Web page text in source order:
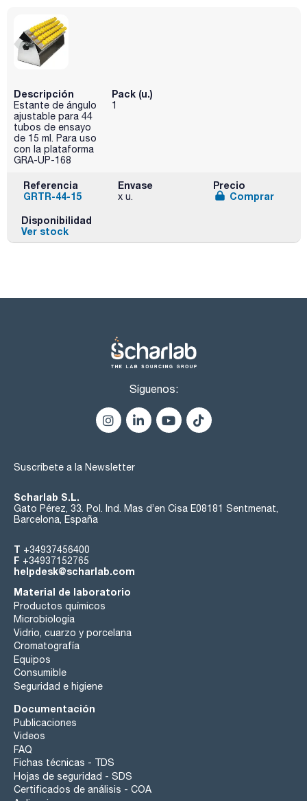
Descripción
Estante de ángulo
ajustable para 44
tubos de ensayo
de 15 ml. Para uso
con la plataforma
GRA-UP-168
Pack (u.)
1
Referencia
GRTR-44-15
Envase
x u.
Precio
Comprar
Disponibilidad
Ver stock
Síguenos:
Suscríbete a la Newsletter
Scharlab S.L.
Gato Pérez, 33. Pol. Ind. Mas d’en Cisa E08181 Sentmenat,
Barcelona, España
T +34937456400
F +34937152765
helpdesk@scharlab.com
Material de laboratorio
Productos químicos
Microbiología
Vidrio, cuarzo y porcelana
Cromatografía
Equipos
Consumible
Seguridad e higiene
Documentación
Publicaciones
Videos
FAQ
Fichas técnicas - TDS
Hojas de seguridad - SDS
Certificados de análisis - COA